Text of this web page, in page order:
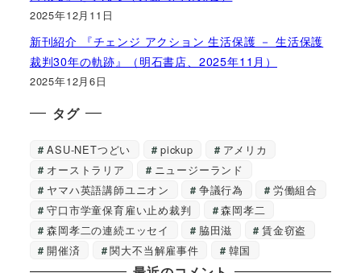
2025年12月11日
新刊紹介 『チェンジ アクション 生活保護 － 生活保護
裁判30年の軌跡』（明石書店、2025年11月）
2025年12月6日
タグ
ASU-NETつどい pickup
アメリカ
オーストラリア
ニュージーランド
ヤマハ英語講師ユニオン
争議行為
労働組合
守口市学童保育雇い止め裁判
森岡孝二
森岡孝二の連続エッセイ
脇田滋
賃金窃盗
開催済
関大不当解雇事件 韓国